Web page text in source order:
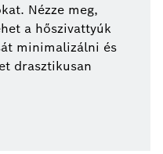
Nézze meg,
a hőszivattyúk
minimalizálni és
drasztikusan